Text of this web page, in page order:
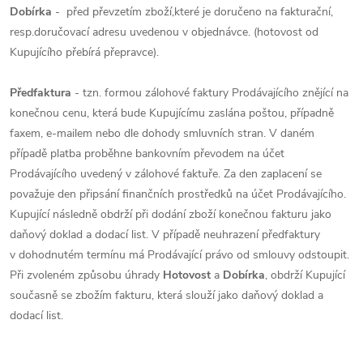
Dobírka - před převzetím zboží,které je doručeno na fakturační,
resp.doručovací adresu uvedenou v objednávce. (hotovost od
Kupujícího přebírá přepravce).
Předfaktura - tzn. formou zálohové faktury Prodávajícího znějící na
konečnou cenu, která bude Kupujícímu zaslána poštou, případně
faxem, e-mailem nebo dle dohody smluvních stran. V daném
případě platba proběhne bankovním převodem na účet
Prodávajícího uvedený v zálohové faktuře. Za den zaplacení se
považuje den připsání finančních prostředků na účet Prodávajícího.
Kupující následně obdrží při dodání zboží konečnou fakturu jako
daňový doklad a dodací list. V případě neuhrazení předfaktury
v dohodnutém termínu má Prodávající právo od smlouvy odstoupit.
Při zvoleném způsobu úhrady Hotovost a Dobírka, obdrží Kupující
současně se zbožím fakturu, která slouží jako daňový doklad a
dodací list.